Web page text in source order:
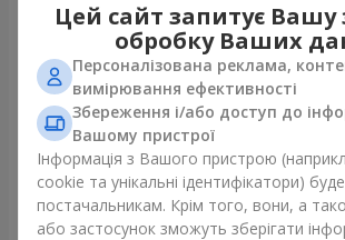
Букет "Kamaliya"
8 446 грн
Бенто-
1 999 грн
Цей сайт запитує Вашу
обробку Ваших
Персоналізована реклама,
вимірювання ефективності
Збереження і/або доступ до
Вашому пристрої
Інформація з Вашого пристрою
cookie та унікальні ідентифікатори)
постачальникам. Крім того, вони, а
або застосунок зможуть зберігати